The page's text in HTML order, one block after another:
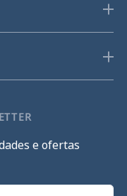
e ofertas